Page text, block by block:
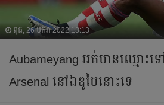
ពុធ, 26 មករា 2022 13:13
Aubameyang អត់​មាន​ឈ្មោះ​
Arsenal នៅ​ឯ​ឌូបៃ​នោះ​ទេ​